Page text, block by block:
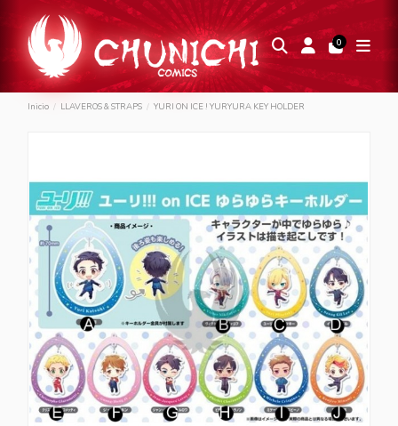
0
Inicio LLAVEROS & STRAPS YURI ON ICE ! YURYURA KEY HOLDER